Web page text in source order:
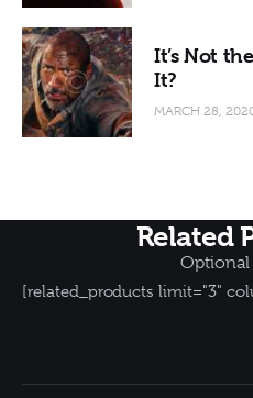
It’s Not
It?
MARCH 28,
Related
Optional
[related_products limit="3"